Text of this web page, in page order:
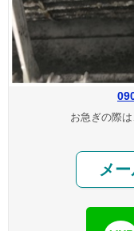
お急ぎの際
メ